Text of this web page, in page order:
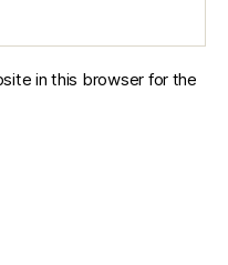
in this browser for the